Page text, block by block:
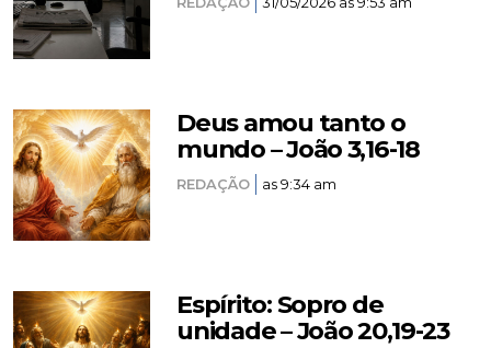
Deus amou tanto o
mundo – João 3,16-18
REDAÇÃO as 9:34 am
Espírito: Sopro de
unidade – João 20,19-23